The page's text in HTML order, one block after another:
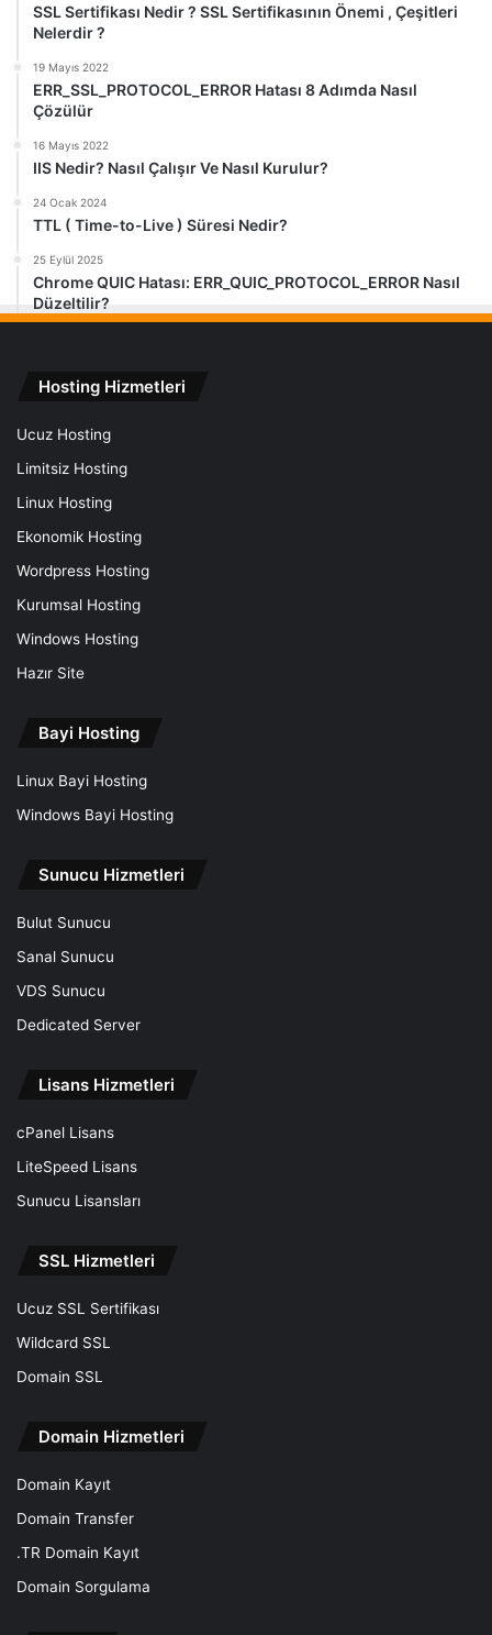
SSL Sertifikası Nedir ? SSL Sertifikasının Önemi , Çeşitleri
Nelerdir ?
19 Mayıs 2022
ERR_SSL_PROTOCOL_ERROR Hatası 8 Adımda Nasıl
Çözülür
16 Mayıs 2022
IIS Nedir? Nasıl Çalışır Ve Nasıl Kurulur?
24 Ocak 2024
TTL ( Time-to-Live ) Süresi Nedir?
25 Eylül 2025
Chrome QUIC Hatası: ERR_QUIC_PROTOCOL_ERROR Nasıl
Düzeltilir?
Hosting Hizmetleri
Ucuz Hosting
Limitsiz Hosting
Linux Hosting
Ekonomik Hosting
Wordpress Hosting
Kurumsal Hosting
Windows Hosting
Hazır Site
Bayi Hosting
Linux Bayi Hosting
Windows Bayi Hosting
Sunucu Hizmetleri
Bulut Sunucu
Sanal Sunucu
VDS Sunucu
Dedicated Server
Lisans Hizmetleri
cPanel Lisans
LiteSpeed Lisans
Sunucu Lisansları
SSL Hizmetleri
Ucuz SSL Sertifikası
Wildcard SSL
Domain SSL
Domain Hizmetleri
Domain Kayıt
Domain Transfer
.TR Domain Kayıt
Domain Sorgulama